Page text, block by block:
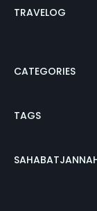
TRAVELOG
CATEGORIES
TAGS